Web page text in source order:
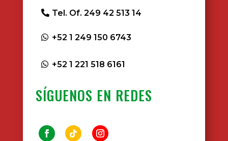
Tel. Of. 249 42 513 14
+52 1 249 150 6743
+52 1 221 518 6161
SÍGUENOS EN REDES